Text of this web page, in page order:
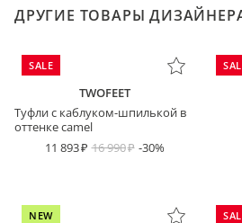
ДРУГИЕ ТОВАРЫ
SALE
TWOFEET
Туфли с каблуком-шпилькой в
оттенке camel
11 893
16 990 -30%
NEW